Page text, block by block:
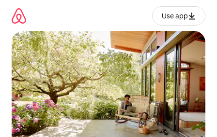
kwenda
kwenye
maudhui
Use app